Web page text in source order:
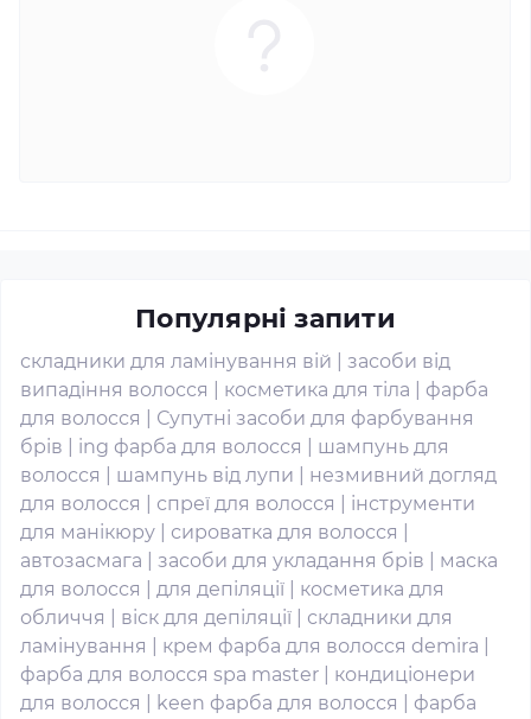
Популярні запити
складники для ламінування вій
засоби від
випадіння волосся
косметика для тіла
фарба
для волосся
Супутні засоби для фарбування
брів
ing фарба для волосся
шампунь для
волосся
шампунь від лупи
незмивний догляд
для волосся
спреї для волосся
інструменти
для манікюру
сироватка для волосся
автозасмага
засоби для укладання брів
маска
для волосся
для депіляції
косметика для
обличчя
віск для депіляції
складники для
ламінування
крем фарба для волосся demira
фарба для волосся spa master
кондиціонери
для волосся
keen фарба для волосся
фарба